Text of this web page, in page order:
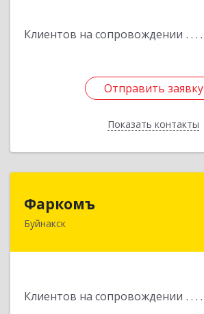
Клиентов на сопровождении
Отправить заявку
Показать контакты
Отправить заявку
Назад
Фаркомъ
Буйнакск
Клиентов на сопровождении